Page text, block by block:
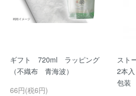
ギフト 720ml ラッピング
（不織布 青海波）
66円(税6円)
スト
2本
包装